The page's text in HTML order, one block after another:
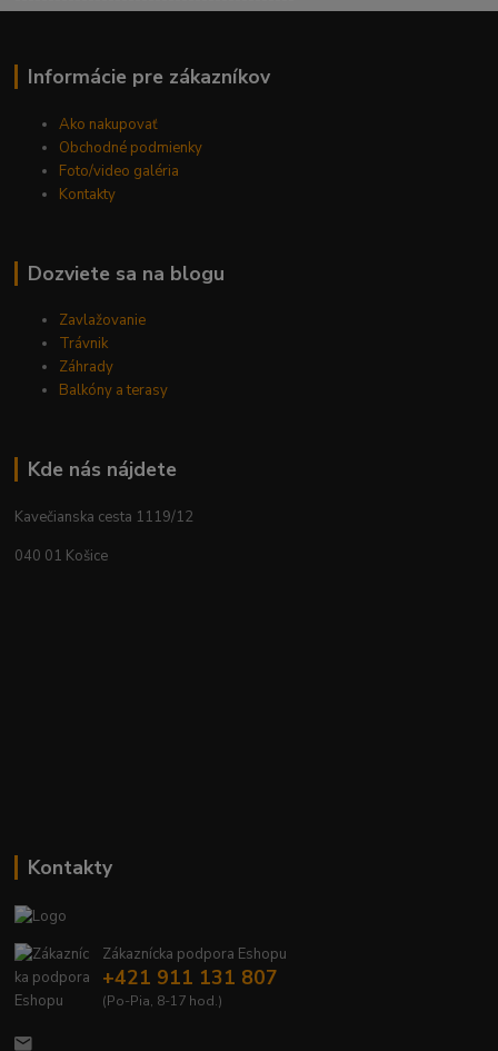
Informácie pre zákazníkov
Ako nakupovať
Obchodné podmienky
Foto/video galéria
Kontakty
Dozviete sa na blogu
Zavlažovanie
Trávnik
Záhrady
Balkóny a terasy
Kde nás nájdete
Kavečianska cesta 1119/12
040 01 Košice
Kontakty
Zákaznícka podpora Eshopu
+421 911 131 807
(Po-Pia, 8-17 hod.)